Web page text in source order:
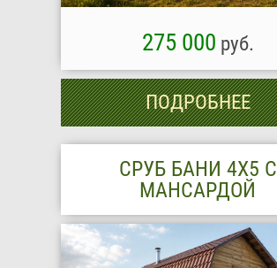
275 000 руб.
ПОДРОБНЕЕ
СРУБ БАНИ 4Х5 С
МАНСАРДОЙ